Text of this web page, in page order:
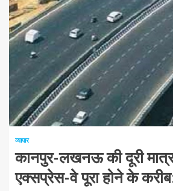
1 न्यूनतम पढ़ा
व्यापार
कानपुर-लखनऊ की दूरी
एक्सप्रेस-वे पूरा होने के